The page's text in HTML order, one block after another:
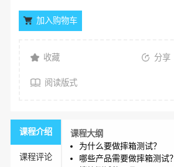
加入购物车
收藏 分享
阅读版式
课程介绍
课程评论
课程大纲
为什么要做摔箱测试？
哪些产品需要做摔箱测试？